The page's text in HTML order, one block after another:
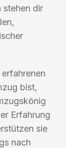
stehen dir
bist,
Erfahrung
sie
nach